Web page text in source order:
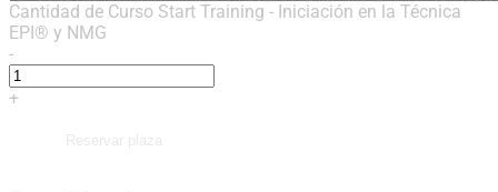
Cantidad de Curso Start Training - Iniciación en la Técnica
EPI® y NMG
-
+
Reservar plaza